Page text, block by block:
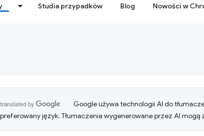
Studia przypadków Blog Nowości w
Google używa technologii AI do
preferowany język. Tłumaczenia wygenerowane przez AI mogą